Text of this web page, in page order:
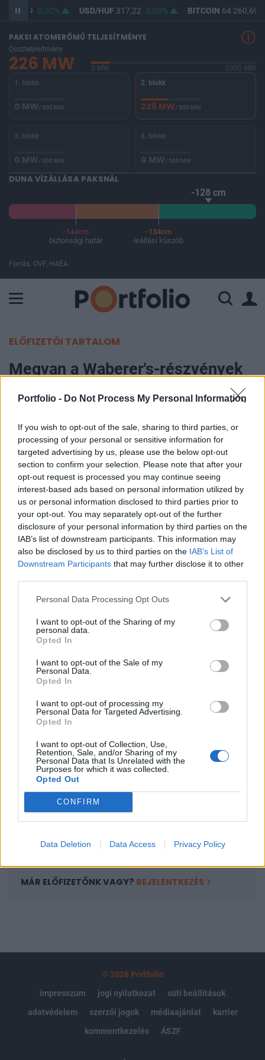
Portfolio - Do Not Process My Personal Information
If you wish to opt-out of the sale, sharing to third parties, or
processing of your personal or sensitive information for
targeted advertising by us, please use the below opt-out
section to confirm your selection. Please note that after your
opt-out request is processed you may continue seeing
interest-based ads based on personal information utilized by
us or personal information disclosed to third parties prior to
your opt-out. You may separately opt-out of the further
disclosure of your personal information by third parties on the
IAB’s list of downstream participants. This information may
also be disclosed by us to third parties on the IAB’s List of
Downstream Participants that may further disclose it to other
Personal Data Processing Opt Outs
I want to opt-out of the Sharing of my
personal data.
Opted In
I want to opt-out of the Sale of my
Personal Data.
Opted In
I want to opt-out of processing my
Personal Data for Targeted Advertising.
Opted In
I want to opt-out of Collection, Use,
Retention, Sale, and/or Sharing of my
Personal Data that Is Unrelated with the
Purposes for which it was collected.
Opted Out
CONFIRM
Data Deletion Data Access Privacy Policy
365,49 0,02% USD/HUF317,22 0,08% BITCOIN64 260,69
PAKSI ATOMERŐMŰ TELJESÍTMÉNYE
Összteljesítmény
226 MW 0 MW
2000 MW
1. blokk
0 MW/ 500 MW
2. blokk
226 MW/ 500 MW
3. blokk
0 MW/ 500 MW
4. blokk
0 MW/ 500 MW
DUNA VÍZÁLLÁSA PAKSNÁL
-128 cm
-144cm
biztonsági határ
-134cm
leállási küszöb
Forrás: OVF, HAEA
ELŐFIZETŐI TARTALOM
Megvan a Waberer's-részvények
kereskedés
Portfolio
2017. június 30. 06:56
Tegnapig lehetett jegyezni a Waberer's
részvényeit, amelyek végül az előzetesen
meghatározott ársáv alján mentek el, a papírokkal
várhatóan jövő hét csütörtöktől lehet kereskedni a
Budapesti Értéktőzsdén.
Tegnap lezárult a Waberer's részvényjegyzése, ma
hajnalban a vállalat közzétette az ajánlattétellel
kapcsolatos legfontosabb részleteket: A befektetők
5100 forint lett, vagyis a részvények az 5100-6300 forintos
sáv alján mentek el. Ezzel egyébként a szektortársakhoz
A keresett cikk a portfolio.hu hírarchívumához
tartozik, melynek olvasása előfizetéses
regisztrációhoz kötött.
Az előfizetés a következőket tartalmazza:
Portfolio.hu teljes cikkarchívum
Kötéslisták: BÉT elmúlt 2 év napon belüli
MÁR ELŐFIZETŐNK VAGY? BEJELENTKEZÉS
© 2026 Portfolio
impresszum
jogi nyilatkozat
süti beállítások
adatvédelem
szerzői jogok médiaajánlat
karrier
kommentkezelés
ÁSZF